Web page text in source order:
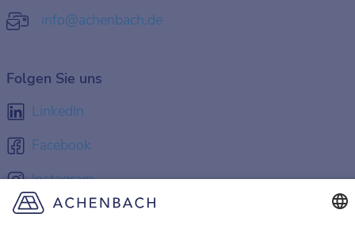
info@achenbach.de
Folgen Sie uns
LinkedIn
Facebook
Instagram
YouTube